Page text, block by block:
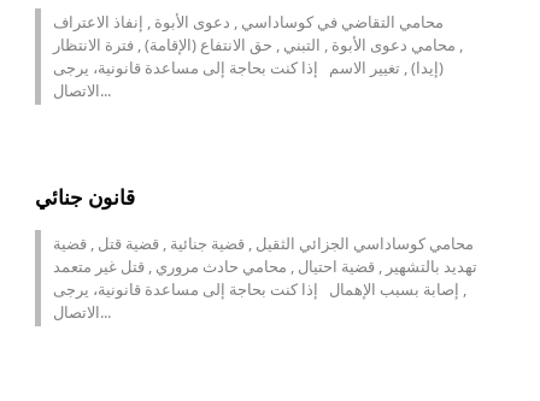
محامي التقاضي في كوساداسي , دعوى الأبوة , إنفاذ الاعتراف
, محامي دعوى الأبوة , التبني , حق الانتفاع (الإقامة) , فترة الانتظار
(إيدا) , تغيير الاسم إذا كنت بحاجة إلى مساعدة قانونية، يرجى
الاتصال...
قانون جنائي
محامي كوساداسي الجزائي الثقيل , قضية جنائية , قضية قتل , قضية
تهديد بالتشهير , قضية احتيال , محامي حادث مروري , قتل غير متعمد
, إصابة بسبب الإهمال إذا كنت بحاجة إلى مساعدة قانونية، يرجى
الاتصال...